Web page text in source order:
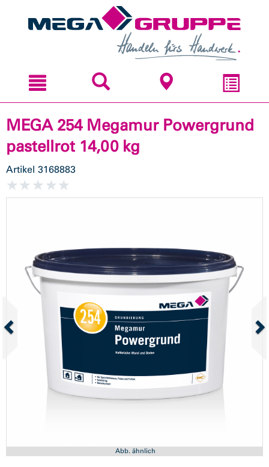
MEGA 254 Megamur Powergrund
pastellrot 14,00 kg
Artikel 3168883
Abb. ähnlich